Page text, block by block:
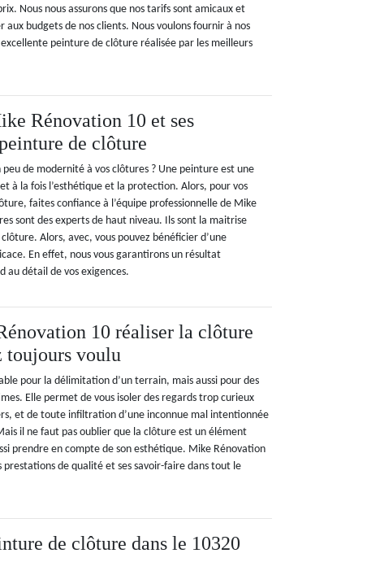
Nous nous assurons que nos tarifs sont amicaux et
aux budgets de nos clients. Nous voulons fournir à nos
peinture de clôture réalisée par les meilleurs
Rénovation 10 et ses
de clôture
peu de modernité à vos clôtures ? Une peinture est une
à la fois l’esthétique et la protection. Alors, pour vos
faites confiance à l’équipe professionnelle de Mike
sont des experts de haut niveau. Ils sont la maitrise
Alors, avec, vous pouvez bénéficier d’une
En effet, nous vous garantirons un résultat
au détail de vos exigences.
10 réaliser la clôture
toujours voulu
pour la délimitation d’un terrain, mais aussi pour des
Elle permet de vous isoler des regards trop curieux
et de toute infiltration d’une inconnue mal intentionnée
il ne faut pas oublier que la clôture est un élément
prendre en compte de son esthétique. Mike Rénovation
prestations de qualité et ses savoir-faire dans tout le
de clôture dans le 10320